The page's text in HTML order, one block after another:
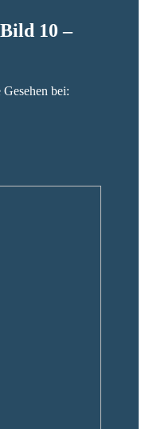
10 –
bei: